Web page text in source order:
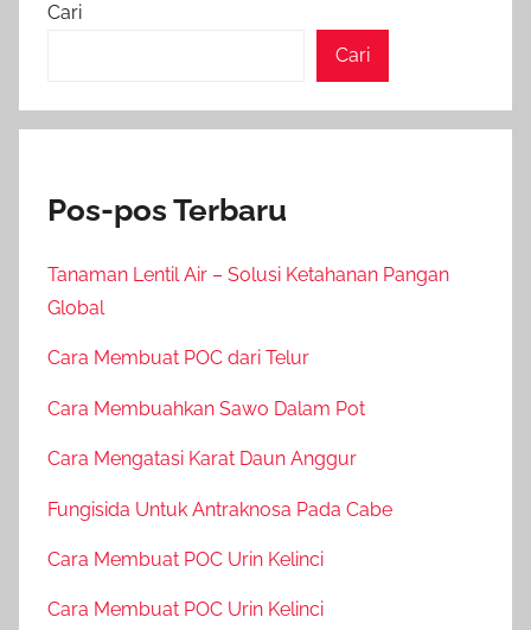
Cari
Cari
Pos-pos Terbaru
Tanaman Lentil Air – Solusi Ketahanan Pangan
Global
Cara Membuat POC dari Telur
Cara Membuahkan Sawo Dalam Pot
Cara Mengatasi Karat Daun Anggur
Fungisida Untuk Antraknosa Pada Cabe
Cara Membuat POC Urin Kelinci
Cara Membuat POC Urin Kelinci